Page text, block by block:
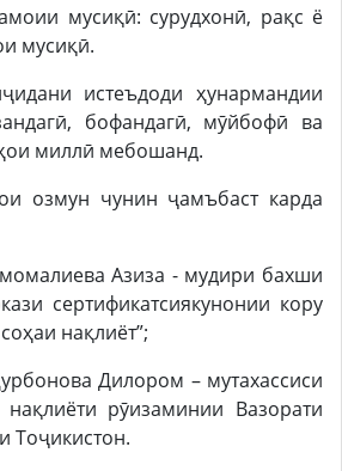
мусиқӣ: сурудхонӣ, рақс ё
мусиқӣ.
истеъдоди ҳунармандии
бофандагӣ, мӯйбофӣ ва
миллӣ мебошанд.
чунин ҷамъбаст карда
Азиза - мудири бахши
сертификатсиякунонии кору
нақлиёт”;
Дилором – мутахассиси
рӯизаминии Вазорати
Тоҷикистон.